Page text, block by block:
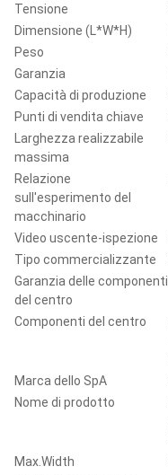
Tensione
Dimensione (L*W*H)
Peso
Garanzia
Capacità di produzione
Punti di vendita chiave
Larghezza realizzabile
massima
Relazione
sull'esperimento del
macchinario
Video uscente-ispezione
Tipo commercializzante
Garanzia delle componenti
del centro
Componenti del centro
Marca dello SpA
Nome di prodotto
Max.Width